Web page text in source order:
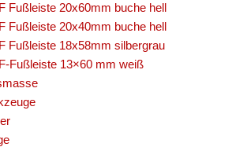
Fußleiste 20x60mm buche hell
Fußleiste 20x40mm buche hell
Fußleiste 18x58mm silbergrau
Fußleiste 13×60 mm weiß